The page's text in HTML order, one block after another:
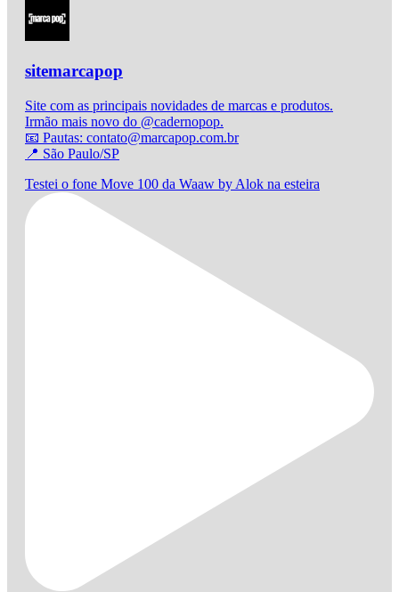
sitemarcapop
Site com as principais novidades de marcas e produtos.
Irmão mais novo do @cadernopop.
📧 Pautas: contato@marcapop.com.br
📍 São Paulo/SP
Testei o fone Move 100 da Waaw by Alok na esteira